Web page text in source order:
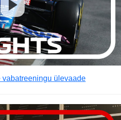
vabatreeningu ülevaade